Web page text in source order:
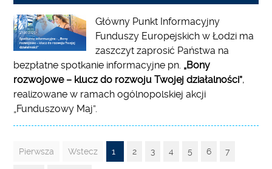
Główny Punkt Informacyjny
Funduszy Europejskich w Łodzi ma
zaszczyt zaprosić Państwa na
bezpłatne spotkanie informacyjne pn. „Bony
rozwojowe – klucz do rozwoju Twojej działalności”,
realizowane w ramach ogólnopolskiej akcji
„Funduszowy Maj”.
Pierwsza Wstecz 1 2 3 4 5 6 7